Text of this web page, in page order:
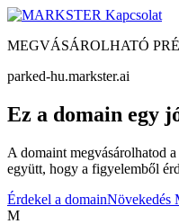
Kapcsolat
MEGVÁSÁROLHATÓ
parked-hu.markster.ai
Ez a domain egy
A domaint megvásárolhatod
együtt, hogy a figyelemből
Érdekel a domainNövekedés
M